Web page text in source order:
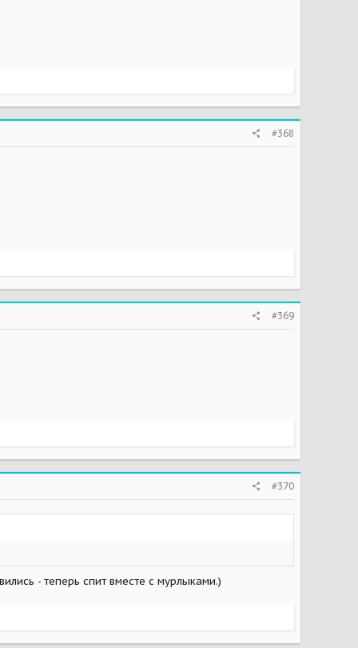
#368
#369
#370
- теперь спит вместе с мурлыками.)